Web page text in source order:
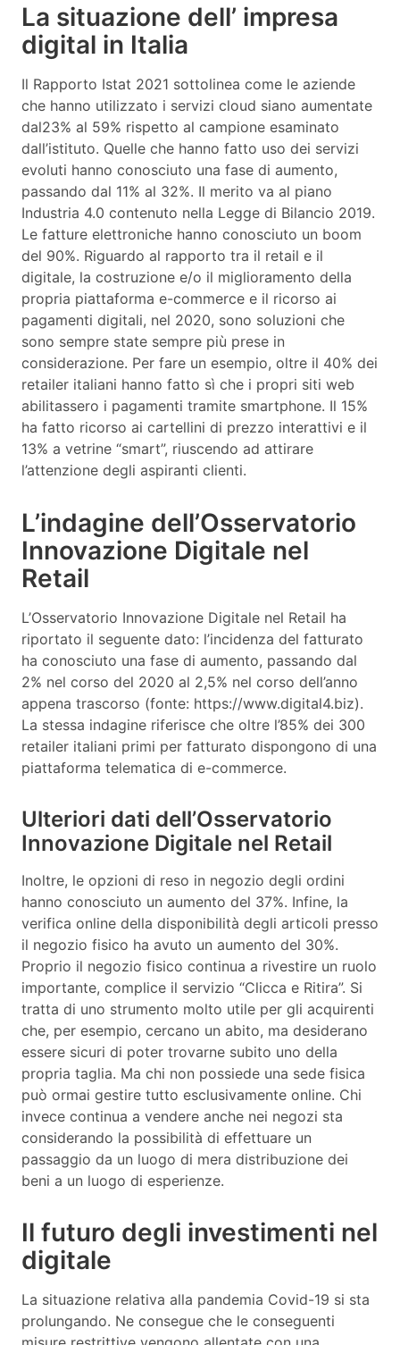
La situazione dell’ impresa
digital in Italia
Il Rapporto Istat 2021 sottolinea come le aziende
che hanno utilizzato i servizi cloud siano aumentate
dal23% al 59% rispetto al campione esaminato
dall’istituto. Quelle che hanno fatto uso dei servizi
evoluti hanno conosciuto una fase di aumento,
passando dal 11% al 32%. Il merito va al piano
Industria 4.0 contenuto nella Legge di Bilancio 2019.
Le fatture elettroniche hanno conosciuto un boom
del 90%. Riguardo al rapporto tra il retail e il
digitale, la costruzione e/o il miglioramento della
propria piattaforma e-commerce e il ricorso ai
pagamenti digitali, nel 2020, sono soluzioni che
sono sempre state sempre più prese in
considerazione. Per fare un esempio, oltre il 40% dei
retailer italiani hanno fatto sì che i propri siti web
abilitassero i pagamenti tramite smartphone. Il 15%
ha fatto ricorso ai cartellini di prezzo interattivi e il
13% a vetrine “smart”, riuscendo ad attirare
l’attenzione degli aspiranti clienti.
L’indagine dell’Osservatorio
Innovazione Digitale nel
Retail
L’Osservatorio Innovazione Digitale nel Retail ha
riportato il seguente dato: l’incidenza del fatturato
ha conosciuto una fase di aumento, passando dal
2% nel corso del 2020 al 2,5% nel corso dell’anno
appena trascorso (fonte: https://www.digital4.biz).
La stessa indagine riferisce che oltre l’85% dei 300
retailer italiani primi per fatturato dispongono di una
piattaforma telematica di e-commerce.
Ulteriori dati dell’Osservatorio
Innovazione Digitale nel Retail
Inoltre, le opzioni di reso in negozio degli ordini
hanno conosciuto un aumento del 37%. Infine, la
verifica online della disponibilità degli articoli presso
il negozio fisico ha avuto un aumento del 30%.
Proprio il negozio fisico continua a rivestire un ruolo
importante, complice il servizio “Clicca e Ritira”. Si
tratta di uno strumento molto utile per gli acquirenti
che, per esempio, cercano un abito, ma desiderano
essere sicuri di poter trovarne subito uno della
propria taglia. Ma chi non possiede una sede fisica
può ormai gestire tutto esclusivamente online. Chi
invece continua a vendere anche nei negozi sta
considerando la possibilità di effettuare un
passaggio da un luogo di mera distribuzione dei
beni a un luogo di esperienze.
Il futuro degli investimenti nel
digitale
La situazione relativa alla pandemia Covid-19 si sta
prolungando. Ne consegue che le conseguenti